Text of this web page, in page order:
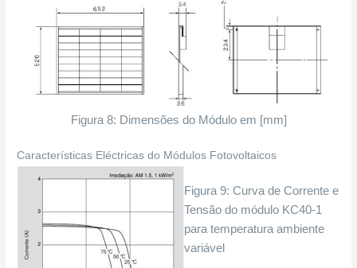
Figura 8: Dimensões do Módulo em [mm]
Características Eléctricas do Módulos Fotovoltaicos
Figura 9: Curva de Corrente e
Tensão do módulo KC40-1
para temperatura ambiente
variável